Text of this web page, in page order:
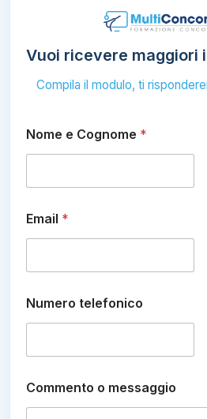
Vuoi ricevere maggiori
Compila il modulo, ti
o
g
e
E
m
i
t
f
n
i
Nome e Cognome *
Email *
Numero telefonico
Commento o messaggio